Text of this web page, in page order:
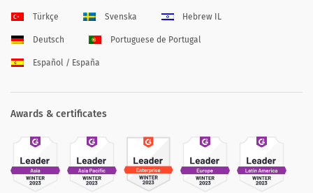
Türkçe Svenska Hebrew IL
Deutsch Portuguese de Portugal
Español / España
Awards & certificates